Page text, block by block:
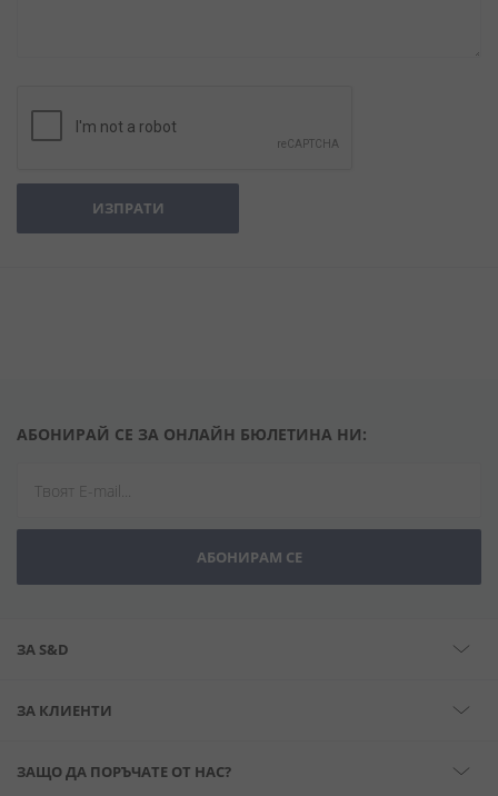
ИЗПРАТИ
АБОНИРАЙ СЕ ЗА ОНЛАЙН БЮЛЕТИНА НИ:
АБОНИРАМ СЕ
ЗА S&D
ЗА КЛИЕНТИ
ЗАЩО ДА ПОРЪЧАТЕ ОТ НАС?